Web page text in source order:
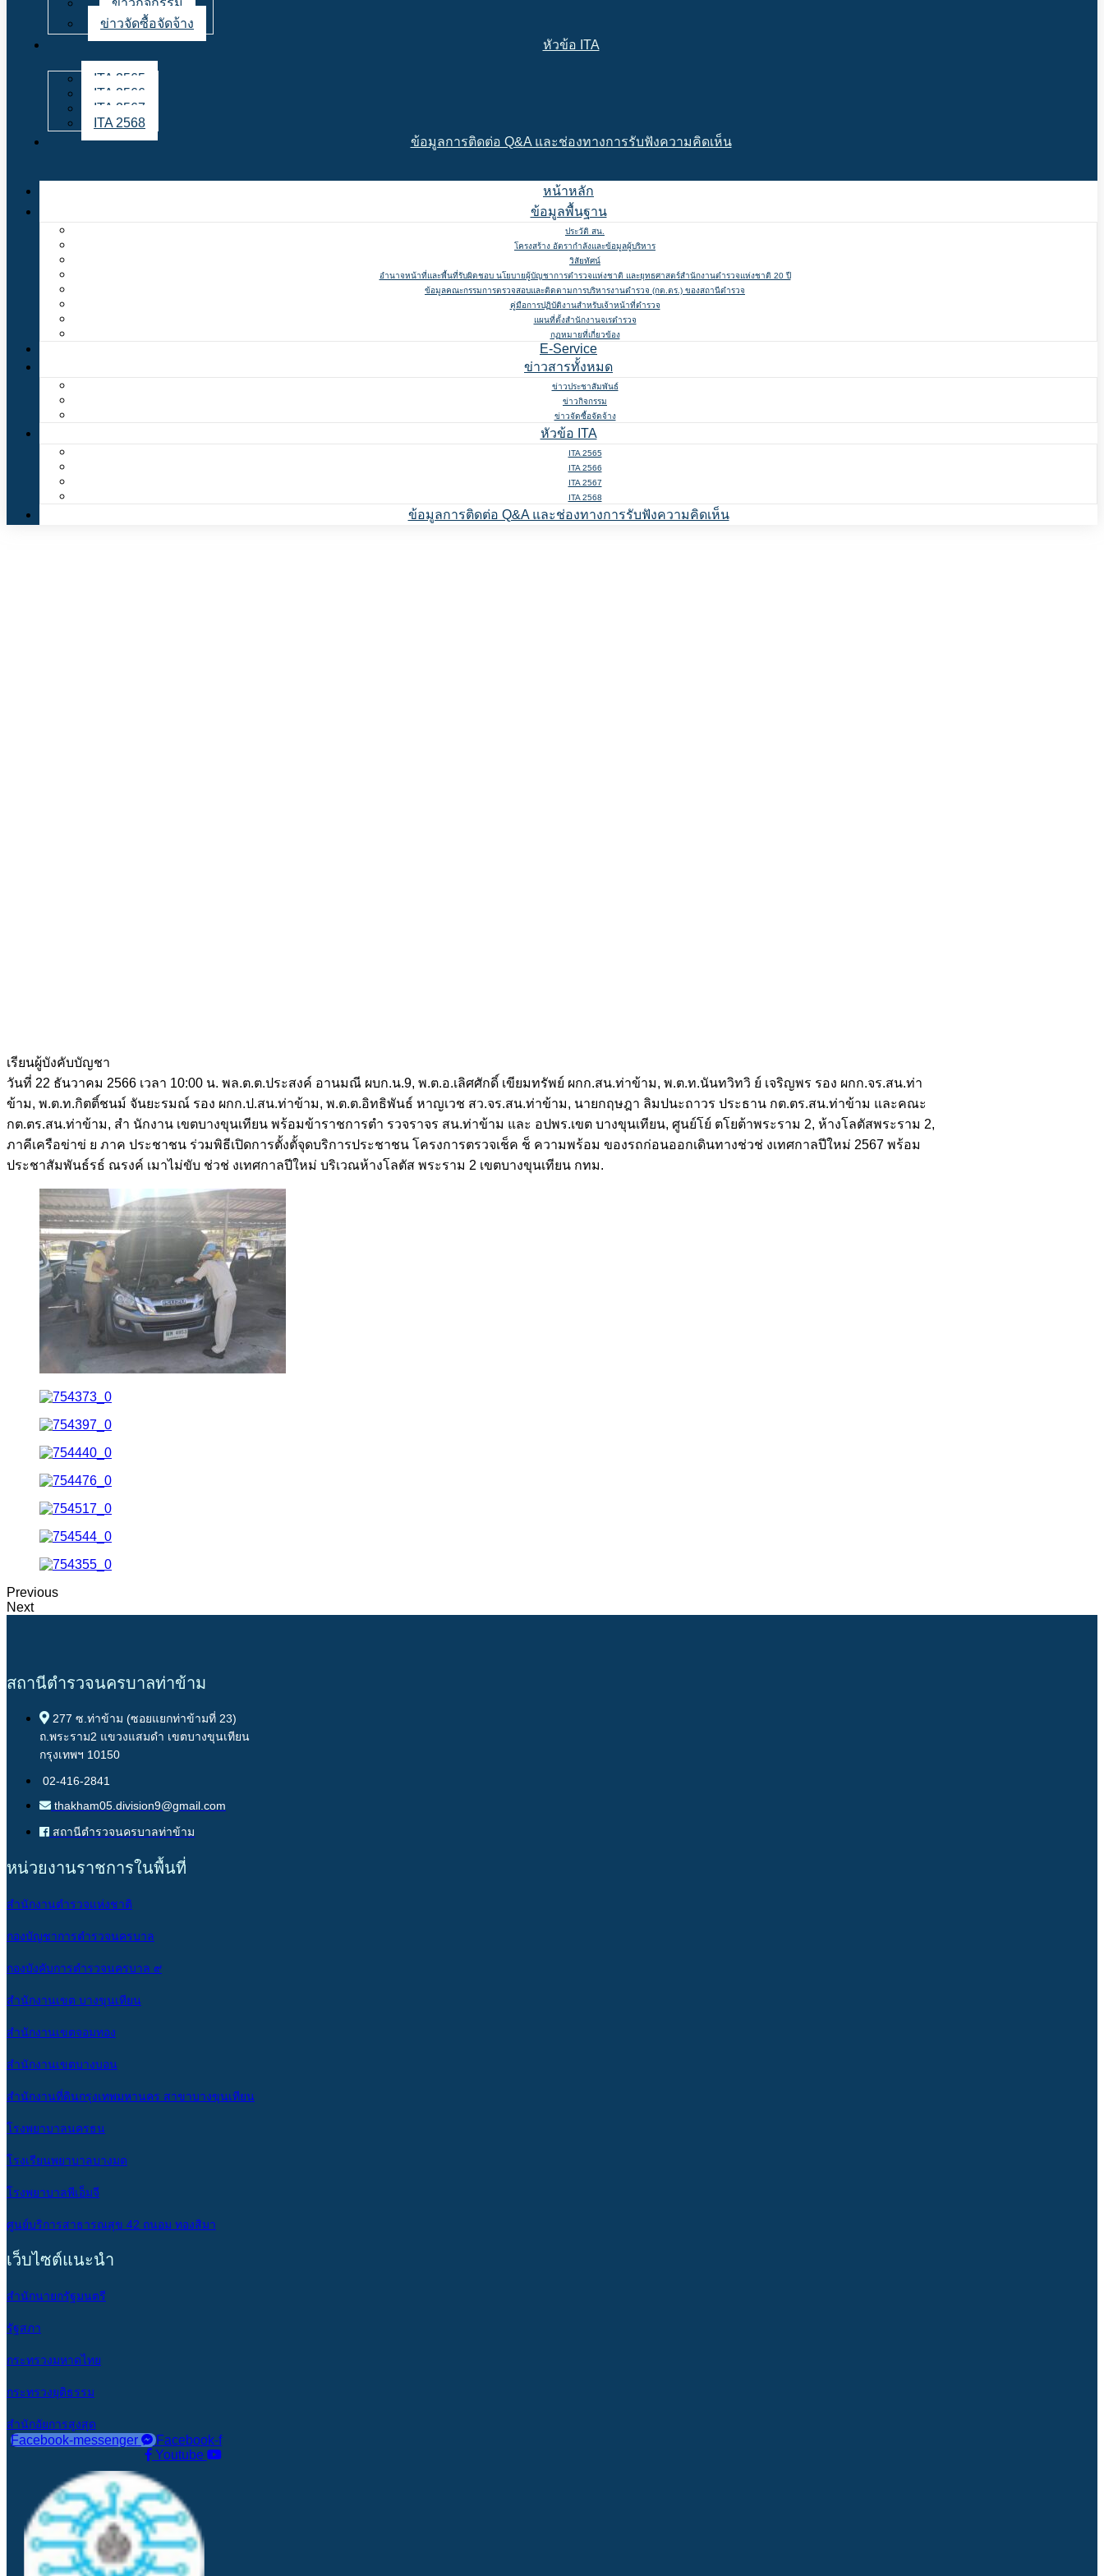
ข่าวกิจกรรม
ข่าวจัดซื้อจัดจ้าง
หัวข้อ ITA
ITA 2565
ITA 2566
ITA 2567
ITA 2568
ข้อมูลการติดต่อ Q&A และช่องทางการรับฟังความคิดเห็น
หน้าหลัก
ข้อมูลพื้นฐาน
ประวัติ สน.
โครงสร้าง อัตรากำลังและข้อมูลผู้บริหาร
วิสัยทัศน์
อำนาจหน้าที่และพื้นที่รับผิดชอบ นโยบายผู้บัญชาการตำรวจแห่งชาติ และยุทธศาสตร์สำนักงานตำรวจแห่งชาติ 20 ปี
ข้อมูลคณะกรรมการตรวจสอบและติดตามการบริหารงานตำรวจ (กต.ตร.) ของสถานีตำรวจ
คู่มือการปฏิบัติงานสำหรับเจ้าหน้าที่ตำรวจ
แผนที่ตั้งสำนักงานจเรตำรวจ
กฏหมายที่เกี่ยวข้อง
E-Service
ข่าวสารทั้งหมด
ข่าวประชาสัมพันธ์
ข่าวกิจกรรม
ข่าวจัดซื้อจัดจ้าง
หัวข้อ ITA
ITA 2565
ITA 2566
ITA 2567
ITA 2568
ข้อมูลการติดต่อ Q&A และช่องทางการรับฟังความคิดเห็น
เรียนผู้บังคับบัญชา
วันที่ 22 ธันวาคม 2566 เวลา 10:00 น. พล.ต.ต.ประสงค์ อานมณี ผบก.น.9, พ.ต.อ.เลิศศักดิ์ เขียมทรัพย์ ผกก.สน.ท่าข้าม, พ.ต.ท.นันทวิทวิ ย์ เจริญพร รอง ผกก.จร.สน.ท่า
ข้าม, พ.ต.ท.กิตติ์ชนม์ จันยะรมณ์ รอง ผกก.ป.สน.ท่าข้าม, พ.ต.ต.อิทธิพันธ์ หาญเวช สว.จร.สน.ท่าข้าม, นายกฤษฎา ลิมปนะถาวร ประธาน กต.ตร.สน.ท่าข้าม และคณะ
กต.ตร.สน.ท่าข้าม, สํา นักงาน เขตบางขุนเทียน พร้อมข้าราชการตํา รวจราจร สน.ท่าข้าม และ อปพร.เขต บางขุนเทียน, ศูนย์โย์ ตโยต้าพระราม 2, ห้างโลตัสพระราม 2,
ภาคีเครือข่าข่ ย ภาค ประชาชน ร่วมพิธีเปิดการตั้งตั้จุดบริการประชาชน โครงการตรวจเช็ค ช็ ความพร้อม ของรถก่อนออกเดินทางช่วช่ งเทศกาลปีใหม่ 2567 พร้อม
ประชาสัมพันธ์รธ์ ณรงค์ เมาไม่ขับ ช่วช่ งเทศกาลปีใหม่ บริเวณห้างโลตัส พระราม 2 เขตบางขุนเทียน กทม.
Previous
Next
สถานีตำรวจนครบาลท่าข้าม
277 ซ.ท่าข้าม (ซอยแยกท่าข้ามที่ 23)
ถ.พระราม2 แขวงแสมดำ เขตบางขุนเทียน
กรุงเทพฯ 10150
02-416-2841
thakham05.division9@gmail.com
สถานีตำรวจนครบาลท่าข้าม
หน่วยงานราชการในพื้นที่
สำนักงานตำรวจแห่งชาติ
กองบัญชาการตำรวจนครบาล
กองบังคับการตำรวจนครบาล ๙
สำนักงานเขต บางขุนเทียน
สำนักงานเขตจอมทอง
สำนักงานเขตบางบอน
สำนักงานที่ดินกรุงเทพมหานคร สาขาบางขุนเทียน
โรงพยาบาลนครธน
โรงเรียนพยาบาลบางมด
โรงพยาบาลพีเอ็มจี
ศูนย์บริการสาธารณสุข 42 ถนอม ทองสิมา
เว็บไซต์แนะนำ
สำนักนายกรัฐมนตรี
รัฐสภา
กระทรวงมหาดไทย
กระทรวงยุติธรรม
สำนักอัยการสูงสุด
Facebook-messenger
Facebook-f
Youtube